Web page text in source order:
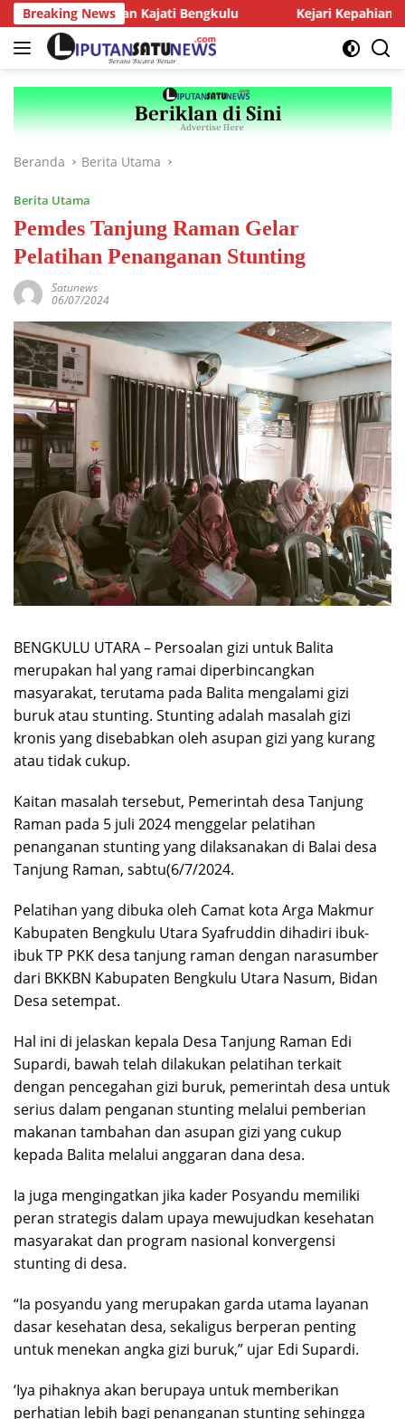
Langsung
ke
konten
Breaking News
dengan Kajati Bengkulu Kejari Kepahiang
Beranda Berita Utama
Berita Utama
Pemdes Tanjung Raman Gelar
Pelatihan Penanganan Stunting
Satunews
06/07/2024
BENGKULU UTARA – Persoalan gizi untuk Balita
merupakan hal yang ramai diperbincangkan
masyarakat, terutama pada Balita mengalami gizi
buruk atau stunting. Stunting adalah masalah gizi
kronis yang disebabkan oleh asupan gizi yang kurang
atau tidak cukup.
Kaitan masalah tersebut, Pemerintah desa Tanjung
Raman pada 5 juli 2024 menggelar pelatihan
penanganan stunting yang dilaksanakan di Balai desa
Tanjung Raman, sabtu(6/7/2024.
Pelatihan yang dibuka oleh Camat kota Arga Makmur
Kabupaten Bengkulu Utara Syafruddin dihadiri ibuk-
ibuk TP PKK desa tanjung raman dengan narasumber
dari BKKBN Kabupaten Bengkulu Utara Nasum, Bidan
Desa setempat.
Hal ini di jelaskan kepala Desa Tanjung Raman Edi
Supardi, bawah telah dilakukan pelatihan terkait
dengan pencegahan gizi buruk, pemerintah desa untuk
serius dalam penganan stunting melalui pemberian
makanan tambahan dan asupan gizi yang cukup
kepada Balita melalui anggaran dana desa.
Ia juga mengingatkan jika kader Posyandu memiliki
peran strategis dalam upaya mewujudkan kesehatan
masyarakat dan program nasional konvergensi
stunting di desa.
“Ia posyandu yang merupakan garda utama layanan
dasar kesehatan desa, sekaligus berperan penting
untuk menekan angka gizi buruk,” ujar Edi Supardi.
‘Iya pihaknya akan berupaya untuk memberikan
perhatian lebih bagi penanganan stunting sehingga